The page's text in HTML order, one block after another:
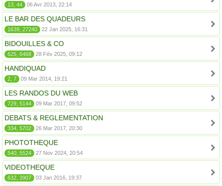
13, 44 06 Avr 2013, 22:14
LE BAR DES QUADEURS
1639, 27240 22 Jan 2025, 16:31
BIDOUILLES & CO
625, 6468 28 Fév 2025, 09:12
HANDIQUAD
2, 7 09 Mar 2014, 19:21
LES RANDOS DU WEB
729, 5144 09 Mar 2017, 09:52
DEBATS & REGLEMENTATION
334, 5702 26 Mar 2017, 20:30
PHOTOTHEQUE
540, 5524 27 Nov 2024, 20:54
VIDEOTHEQUE
632, 3907 03 Jan 2016, 19:37